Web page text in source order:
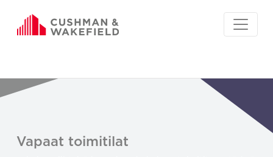
Vapaat toimitilat